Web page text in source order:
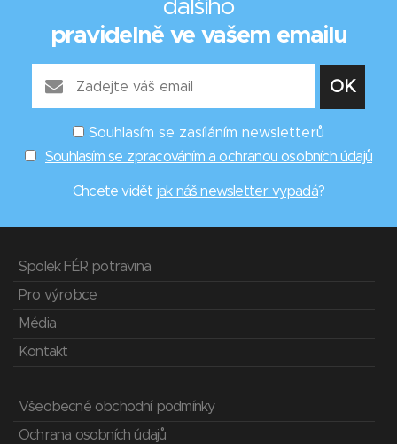
dalšího
pravidelně ve vašem emailu
Souhlasím se zasíláním newsletterů
Souhlasím se zpracováním a ochranou osobních údajů
Chcete vidět jak náš newsletter vypadá?
Spolek FÉR potravina
Pro výrobce
Média
Kontakt
Všeobecné obchodní podmínky
Ochrana osobních údajů